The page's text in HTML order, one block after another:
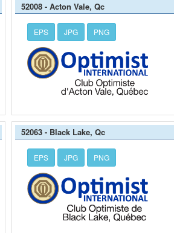
52008 - Acton Vale, Qc
EPS JPG PNG
52063 - Black Lake, Qc
EPS JPG PNG